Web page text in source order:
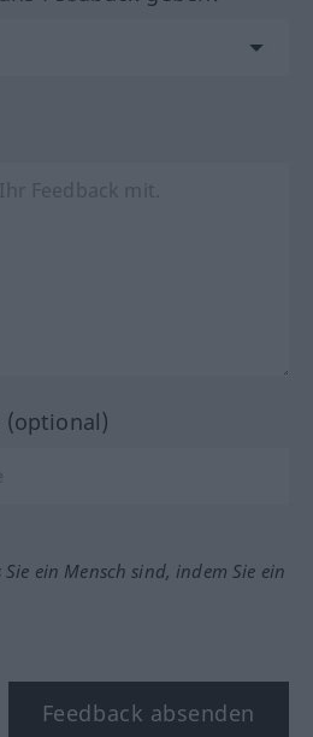
(optional)
ein Mensch sind, indem Sie ein
Feedback absenden